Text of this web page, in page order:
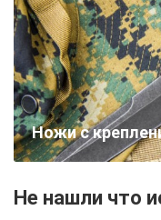
Ножи с
Не нашли что